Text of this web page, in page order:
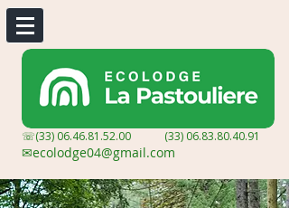
☏(33) 06.46.81.52.00 (33) 06.83.80.40.91
✉︎ecolodge04@gmail.com